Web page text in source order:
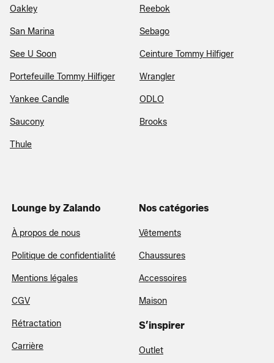
Oakley Reebok
San Marina Sebago
See U Soon Ceinture Tommy Hilfiger
Portefeuille Tommy Hilfiger Wrangler
Yankee Candle ODLO
Saucony Brooks
Thule
Lounge by Zalando
À propos de nous
Politique de confidentialité
Mentions légales
CGV
Rétractation
Carrière
Nos catégories
Vêtements
Chaussures
Accessoires
Maison
S’inspirer
Outlet